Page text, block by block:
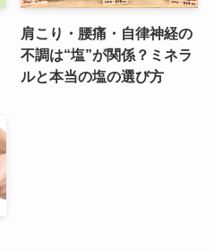
肩こり・腰痛・自律神経の
不調は“塩”が関係？ミネラ
ルと本当の塩の選び方